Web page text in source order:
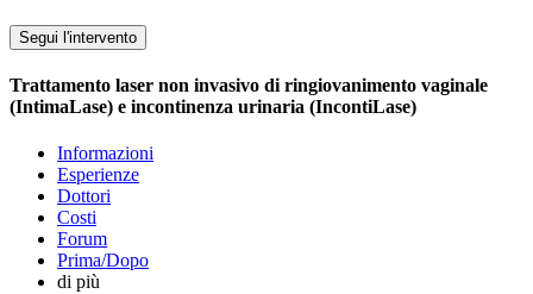
Segui l'intervento
Trattamento laser non invasivo di ringiovanimento vaginale
(IntimaLase) e incontinenza urinaria (IncontiLase)
Informazioni
Esperienze
Dottori
Costi
Forum
Prima/Dopo
di più